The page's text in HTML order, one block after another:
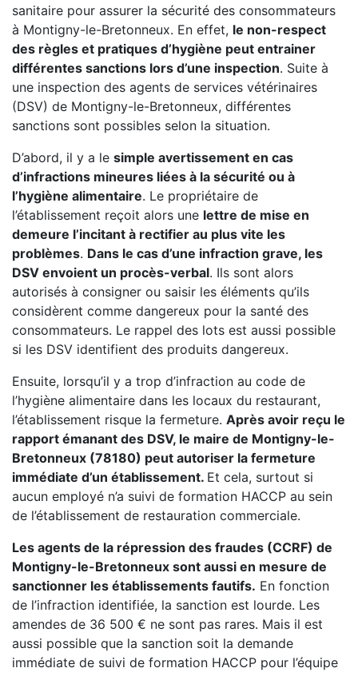
sanitaire pour assurer la sécurité des consommateurs
à Montigny-le-Bretonneux. En effet, le non-respect
des règles et pratiques d’hygiène peut entrainer
différentes sanctions lors d’une inspection. Suite à
une inspection des agents de services vétérinaires
(DSV) de Montigny-le-Bretonneux, différentes
sanctions sont possibles selon la situation.
D’abord, il y a le simple avertissement en cas
d’infractions mineures liées à la sécurité ou à
l’hygiène alimentaire. Le propriétaire de
l’établissement reçoit alors une lettre de mise en
demeure l’incitant à rectifier au plus vite les
problèmes. Dans le cas d’une infraction grave, les
DSV envoient un procès-verbal. Ils sont alors
autorisés à consigner ou saisir les éléments qu’ils
considèrent comme dangereux pour la santé des
consommateurs. Le rappel des lots est aussi possible
si les DSV identifient des produits dangereux.
Ensuite, lorsqu’il y a trop d’infraction au code de
l’hygiène alimentaire dans les locaux du restaurant,
l’établissement risque la fermeture. Après avoir reçu le
rapport émanant des DSV, le maire de Montigny-le-
Bretonneux (78180) peut autoriser la fermeture
immédiate d’un établissement. Et cela, surtout si
aucun employé n’a suivi de formation HACCP au sein
de l’établissement de restauration commerciale.
Les agents de la répression des fraudes (CCRF) de
Montigny-le-Bretonneux sont aussi en mesure de
sanctionner les établissements fautifs. En fonction
de l’infraction identifiée, la sanction est lourde. Les
amendes de 36 500 € ne sont pas rares. Mais il est
aussi possible que la sanction soit la demande
immédiate de suivi de formation HACCP pour l’équipe